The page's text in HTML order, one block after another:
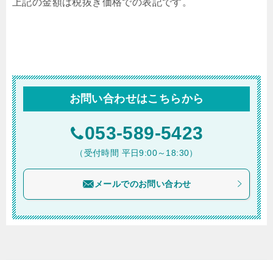
お問い合わせはこちらから
053-589-5423
（受付時間 平日9:00～18:30）
メールでのお問い合わせ